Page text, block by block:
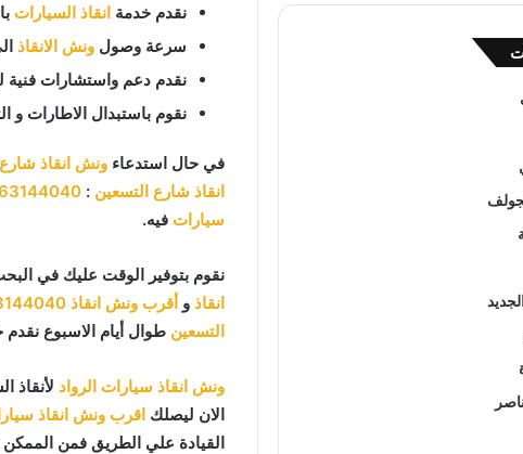
نقدم خدمة انقاذ السيارات
سرعة وصول ونش الانقاذ
نقدم دعم واستشارات فنية
نقوم باستبدال الاطارات و
في حال استدعاء ونش انقاذ
انقاذ شارع التسعين :
سيارات فيه.
نقوم بتوفير الوقت عليك في
انقاذ و أقرب ونش انقاذ
التسعين طوال أيام الاسبوع نقدم خدماتنا علي
ونش انقاذ سيارات الرواد لأنقاذ
الان ليصلك اقرب ونش انقاذ
القيادة علي الطريق فمن